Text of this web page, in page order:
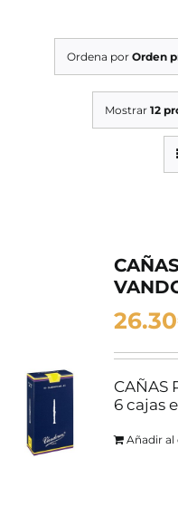
Ordena por Orden
Mostrar 12
26.30
CAÑAS
6 cajas
Añadir al